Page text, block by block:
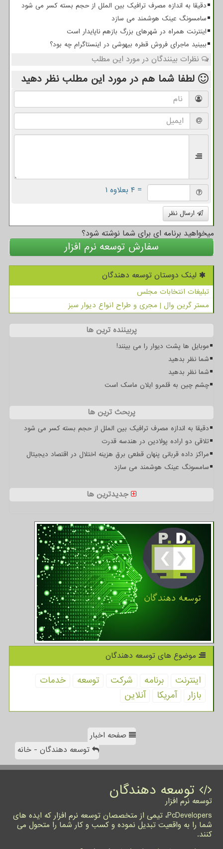
دقیقا به اندازه مصرف ترافیک بین الملل از حجم بسته کسر می شود
سامسونگ عینک هوشمند می سازد
اینترنت همراه در شهرهای بزرگ بازهم ناپایدار است
ببینید ماجرای فروش قطره بیهوشی در اینستاگرام چه بود؟
نظرات بینندگان در مورد این مطلب
لطفا شما هم در مورد این مطلب نظر دهید
= ۴ بعلاوه ۱
ارسال نظر
میخواهید برنامه ای برای شما نوشته شود؟
سفارش توسعه نرم افزار
لینک دوستان توسعه دهندگان
تبلیغات انتخابات مجلس
مستر گرین وال | مجری و طراح انواع دیوار سبز
پربیننده ترین ها
موبایل ها پشت دیوار را می بینند!
شما نظر بدهید
شما نظر بدهید
چشم چین به قلمرو ایلان ماسک است
پربحث ترین ها
دقیقا به اندازه مصرف ترافیک بین الملل از حجم بسته کسر می شود
تلاقی دو اراده پولادین در هندسه قدرت
مراکز داده قربانی پنهان قطعی برق هزینه اختلال در اقتصاد دیجیتال
سامسونگ عینک هوشمند می سازد
جدیدترین ها
موضوع های توسعه دهندگان
اینترنت برنامه شركت توسعه
خدمات
بازار
آمریكا آنلاین
صفحه اخبار
توسعه دهندگان - خانه
توسعه دهندگان
توسعه نرم افزار
PcDevelopers، تیمی از متخصصان توسعه نرم افزار که ایده های
شما را به واقعیت تبدیل نموده و کسب و کار شما را متحول می
کنند.